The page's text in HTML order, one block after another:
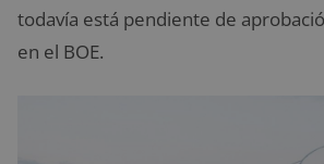
todavía está pendiente de
en el BOE.